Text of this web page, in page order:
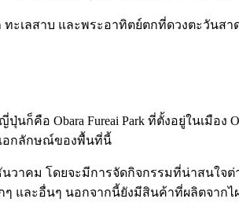
เลสาบ และพระอาทิตย์ตกที่ดวงตะวันส
คือ Obara Fureai Park ที่ตั้งอยู่ในเมือง
เอกลักษณ์ของพื้นที่นี้
นวาคม โดยจะมีการจัดกิจกรรมที่น่าสนใ
และอื่นๆ นอกจากนี้ยังมีสินค้าที่ผลิตจากไ